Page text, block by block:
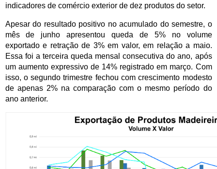
indicadores de comércio exterior de dez produtos do setor.
Apesar do resultado positivo no acumulado do semestre, o
mês de junho apresentou queda de 5% no volume
exportado e retração de 3% em valor, em relação a maio.
Essa foi a terceira queda mensal consecutiva do ano, após
um aumento expressivo de 14% registrado em março. Com
isso, o segundo trimestre fechou com crescimento modesto
de apenas 2% na comparação com o mesmo período do
ano anterior.